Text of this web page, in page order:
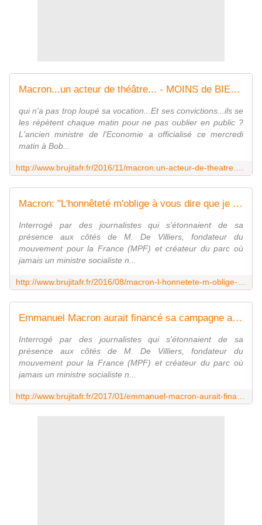
Macron...un acteur de théâtre... - MOINS de BIENS PLUS de LIENS
qui n'a pas trop loupé sa vocation...Et ses convictions...ils se
les répètent chaque matin pour ne pas oublier en public ?
L'ancien ministre de l'Economie a officialisé ce mercredi
matin à Bob...
Macron: "L'honnêteté m'oblige à vous dire que je ne suis pas socialiste" - MOINS de BIENS PLUS de LIENS
Interrogé par des journalistes qui s'étonnaient de sa
présence aux côtés de M. De Villiers, fondateur du
mouvement pour la France (MPF) et créateur du parc où
jamais un ministre socialiste n...
Emmanuel Macron aurait financé sa campagne avec l'argent du ministère de l'Economie - MOINS de BIENS PLUS de LIENS
Interrogé par des journalistes qui s'étonnaient de sa
présence aux côtés de M. De Villiers, fondateur du
mouvement pour la France (MPF) et créateur du parc où
jamais un ministre socialiste n...